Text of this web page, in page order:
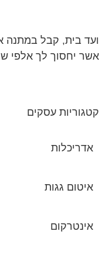
בית, קבל במתנה
יחסוך לך אלפי
עסקים
אדריכלות
איטום גגות
אינטרקום